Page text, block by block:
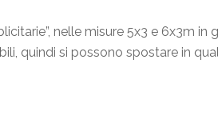
nelle misure 5x3 e 6x3m
quindi si possono spostare in